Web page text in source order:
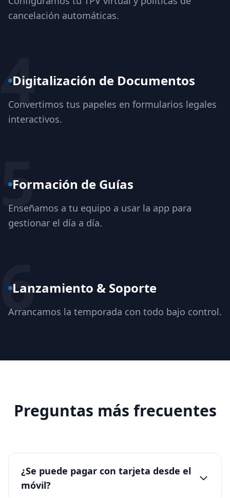
cancelación automáticas.
4
Digitalización de Documentos
Convertimos tus papeles en formularios legales
interactivos.
5
Formación de Guías
Enseñamos a tu equipo a usar la app para
gestionar el día a día.
6
Lanzamiento & Soporte
Arrancamos la temporada con todo bajo control.
Preguntas más frecuentes
¿Se puede pagar con tarjeta desde el
móvil?